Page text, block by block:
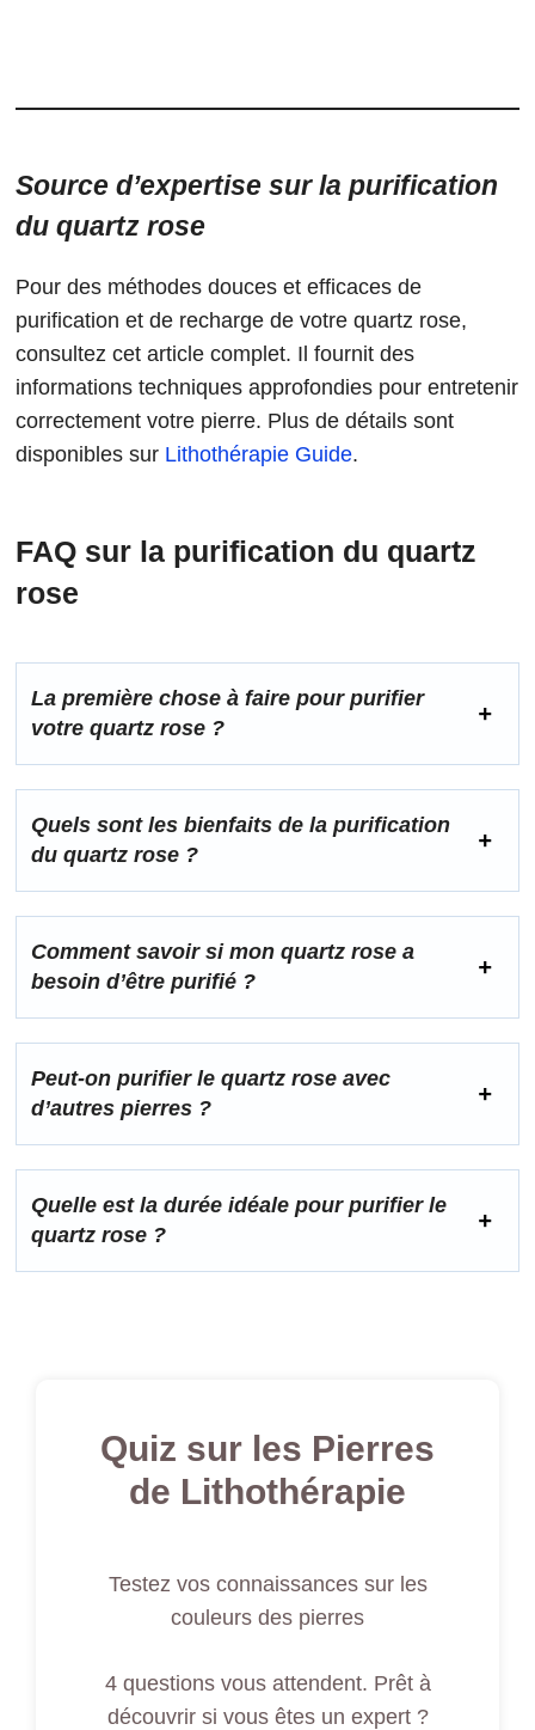
Source d’expertise sur la purification
du quartz rose
Pour des méthodes douces et efficaces de
purification et de recharge de votre quartz rose,
consultez cet article complet. Il fournit des
informations techniques approfondies pour entretenir
correctement votre pierre. Plus de détails sont
disponibles sur Lithothérapie Guide.
FAQ sur la purification du quartz
rose
La première chose à faire pour purifier
votre quartz rose ?
Quels sont les bienfaits de la purification
du quartz rose ?
Comment savoir si mon quartz rose a
besoin d’être purifié ?
Peut-on purifier le quartz rose avec
d’autres pierres ?
Quelle est la durée idéale pour purifier le
quartz rose ?
Quiz sur les Pierres
de Lithothérapie
Testez vos connaissances sur les
couleurs des pierres
4 questions vous attendent. Prêt à
découvrir si vous êtes un expert ?